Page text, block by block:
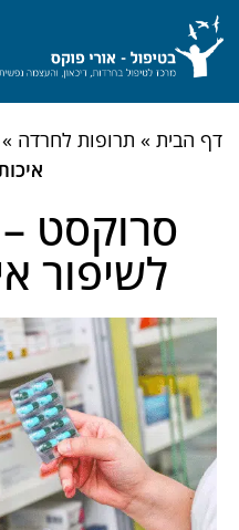
לתוכן
דף הבית » תרופות לחרדה »
סרוקסט
לשיפור